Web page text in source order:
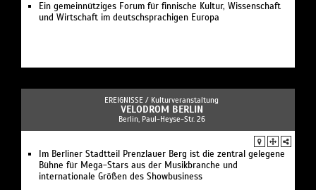
Ein gemeinnütziges Forum für finnische Kultur, Wissenschaft
und Wirtschaft im deutschsprachigen Europa
EREIGNISSE / Kulturveranstaltung
VELODROM BERLIN
Berlin, Paul-Heyse-Str. 26
Im Berliner Stadtteil Prenzlauer Berg ist die zentral gelegene
Bühne für Mega-Stars aus der Musikbranche und
internationale Größen des Showbusiness